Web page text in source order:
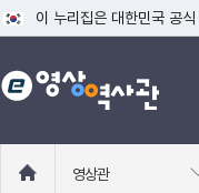
이 누리집은 대한민국 공
공식 누리집 주소 확인하기
go.kr 주소를 사용하는 누
영상관